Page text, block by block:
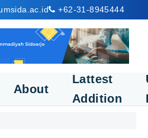
+62-31-8945444
About
Lattest
Addition